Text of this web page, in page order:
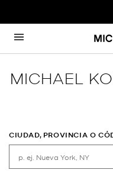
Ir al contenido
Volver a
MICHAEL
CIUDAD, PROVINCIA O